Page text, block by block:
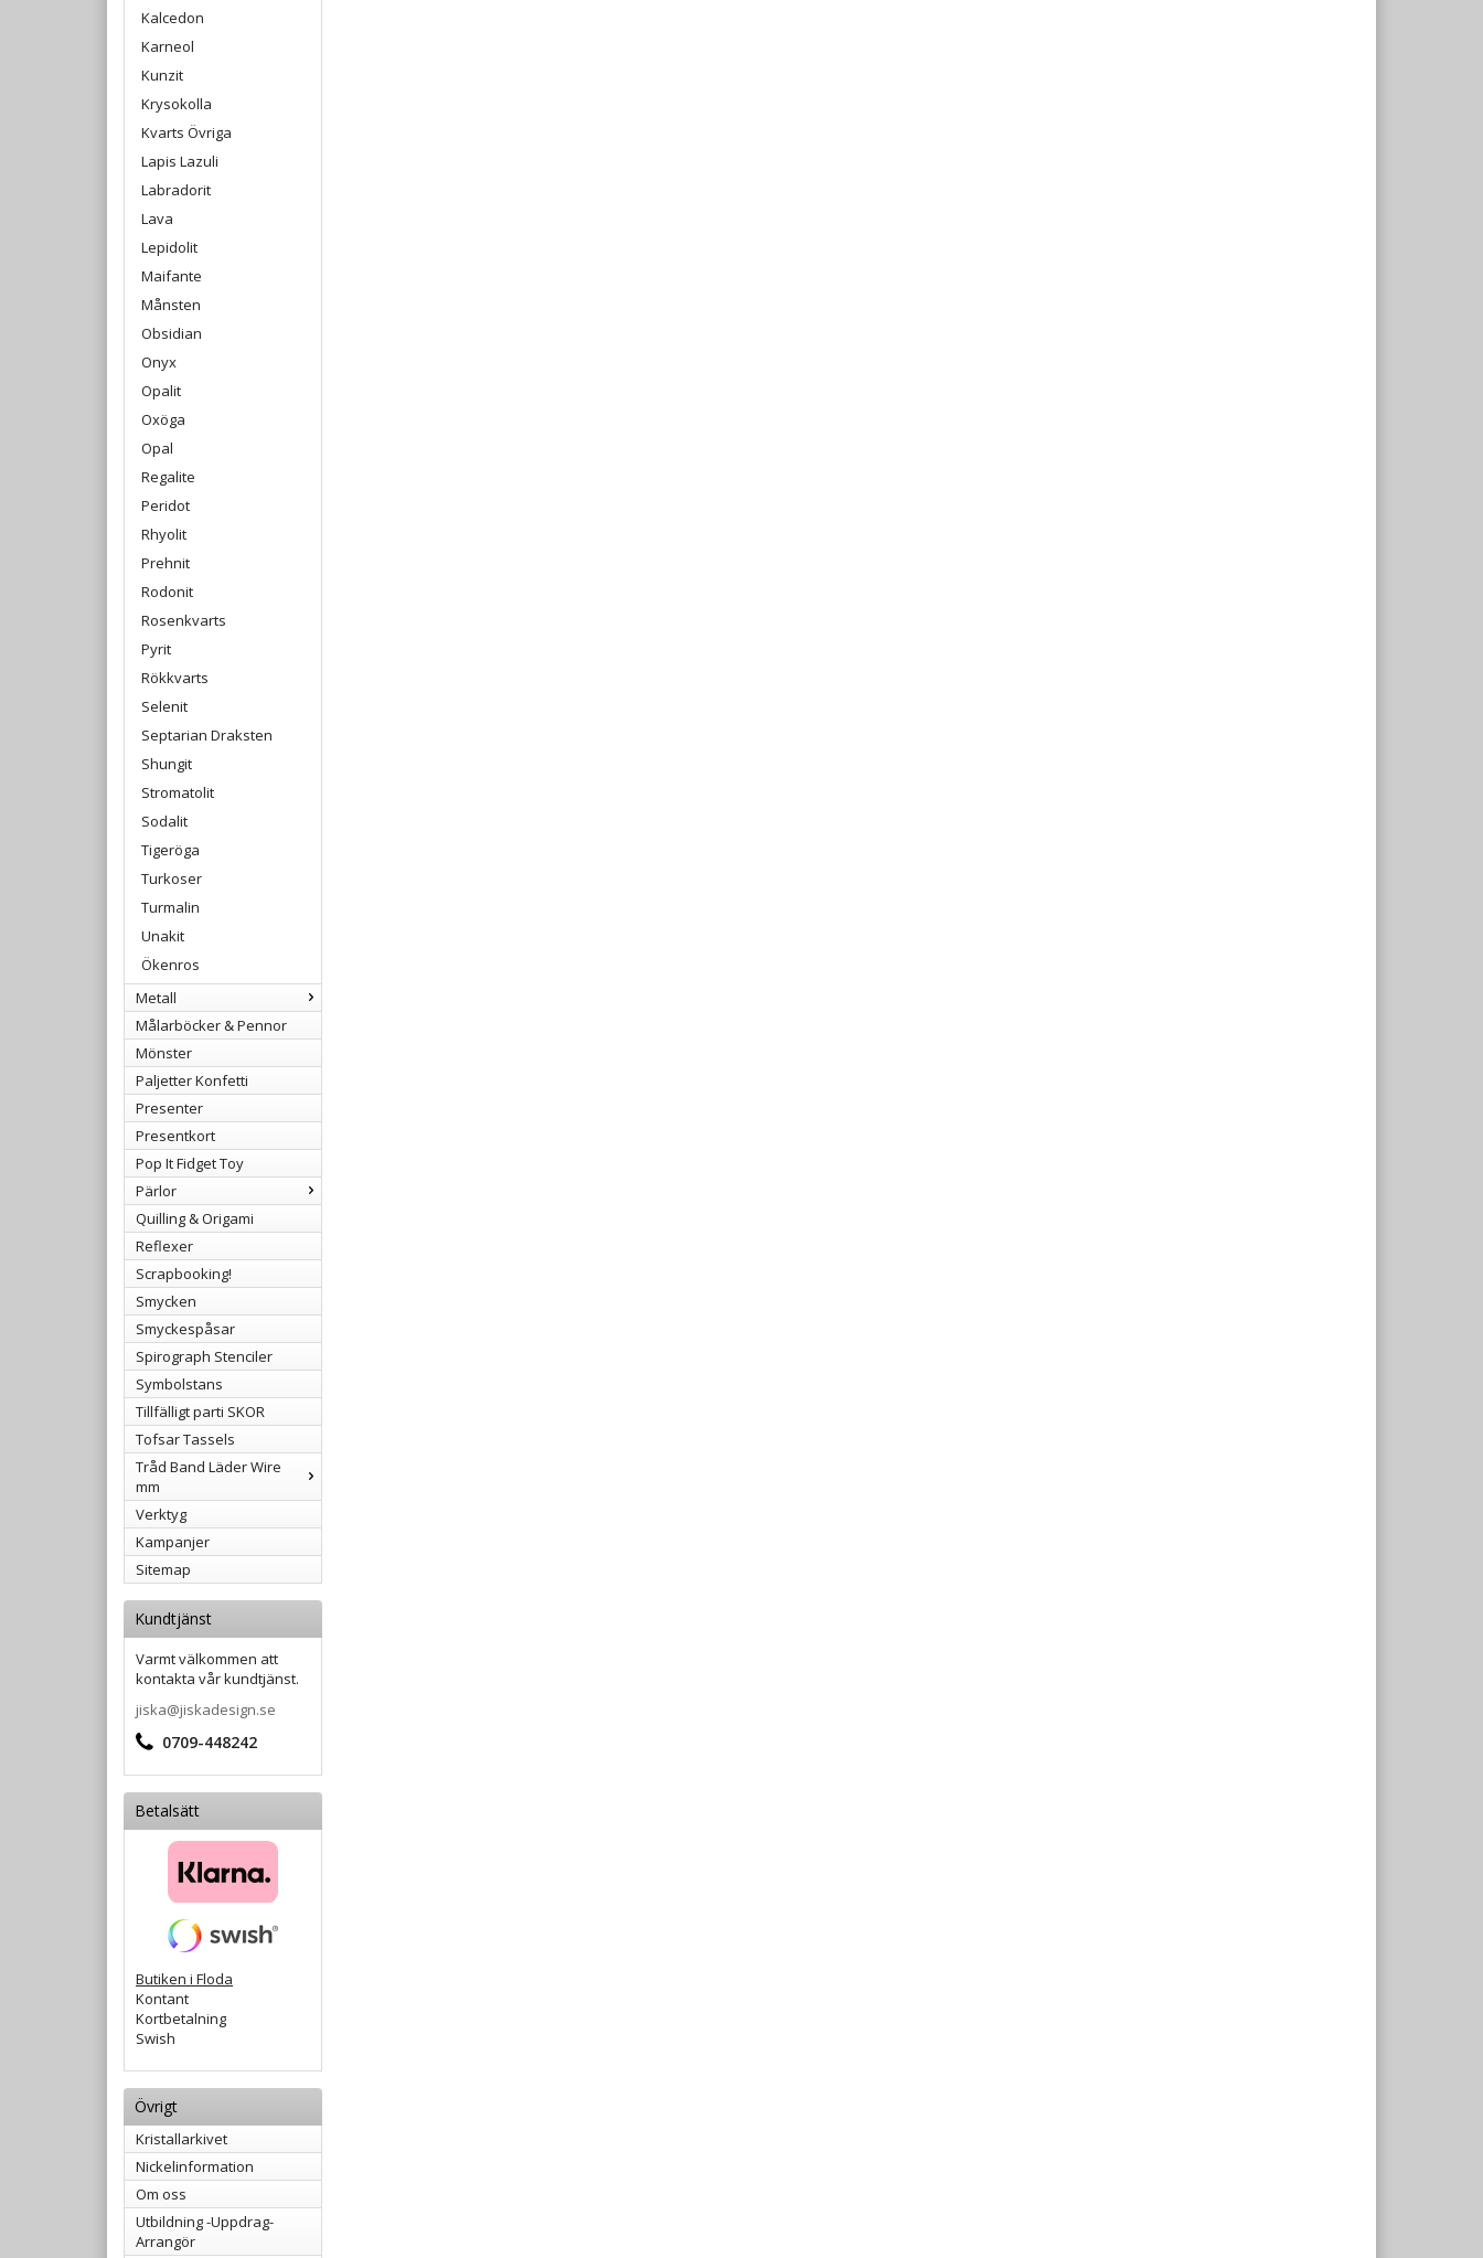
Kalcedon
Karneol
Kunzit
Krysokolla
Kvarts Övriga
Lapis Lazuli
Labradorit
Lava
Lepidolit
Maifante
Månsten
Obsidian
Onyx
Opalit
Oxöga
Opal
Regalite
Peridot
Rhyolit
Prehnit
Rodonit
Rosenkvarts
Pyrit
Rökkvarts
Selenit
Septarian Draksten
Shungit
Stromatolit
Sodalit
Tigeröga
Turkoser
Turmalin
Unakit
Ökenros
Metall
Målarböcker & Pennor
Mönster
Paljetter Konfetti
Presenter
Presentkort
Pop It Fidget Toy
Pärlor
Quilling & Origami
Reflexer
Scrapbooking!
Smycken
Smyckespåsar
Spirograph Stenciler
Symbolstans
Tillfälligt parti SKOR
Tofsar Tassels
Tråd Band Läder Wire
mm
Verktyg
Kampanjer
Sitemap
Kundtjänst
Varmt välkommen att
kontakta vår kundtjänst.
jiska@jiskadesign.se
0709-448242
Betalsätt
Butiken i Floda
Kontant
Kortbetalning
Swish
Övrigt
Kristallarkivet
Nickelinformation
Om oss
Utbildning -Uppdrag-
Arrangör